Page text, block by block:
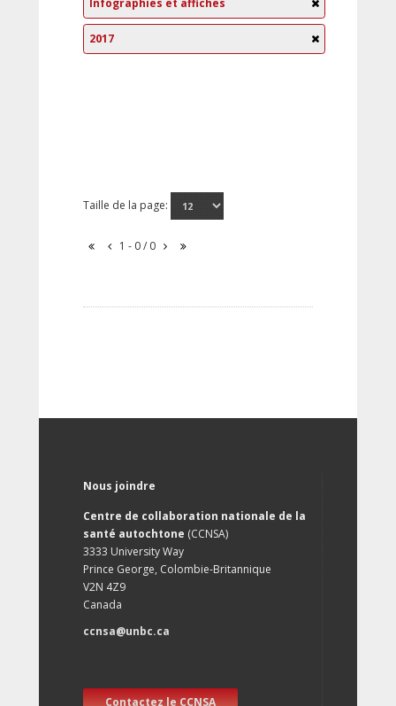
Infographies et affiches
2017
Taille de la page:
1 - 0 / 0
Nous joindre
Centre de collaboration nationale de la
santé autochtone (CCNSA)
3333 University Way
Prince George, Colombie-Britannique
V2N 4Z9
Canada
ccnsa@unbc.ca
Contactez le CCNSA